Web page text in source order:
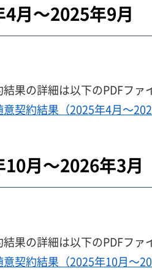
月～2025年9月
果の詳細は以下のPDFファ
契約結果（2025年4月～
月～2026年3月
果の詳細は以下のPDFファ
契約結果（2025年10月～